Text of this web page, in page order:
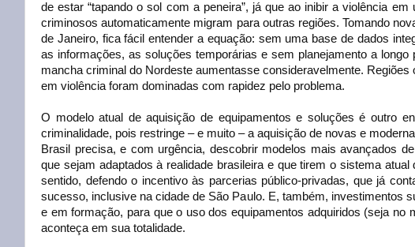
de estar “tapando o sol com a peneira”, já que ao inibir a violência em
criminosos automaticamente migram para outras regiões. Tomando
de Janeiro, fica fácil entender a equação: sem uma base de dados
as informações, as soluções temporárias e sem planejamento a
mancha criminal do Nordeste aumentasse consideravelmente. Regiões
em violência foram dominadas com rapidez pelo problema.
O modelo atual de aquisição de equipamentos e soluções é outro
criminalidade, pois restringe – e muito – a aquisição de novas e
Brasil precisa, e com urgência, descobrir modelos mais avançados
que sejam adaptados à realidade brasileira e que tirem o sistema
sentido, defendo o incentivo às parcerias público-privadas, que já
sucesso, inclusive na cidade de São Paulo. E, também, investimentos
e em formação, para que o uso dos equipamentos adquiridos (seja no
aconteça em sua totalidade.